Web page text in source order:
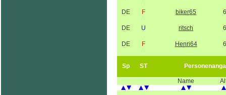
DE F biker65
DE U ritsch
DE F Henri64
Sp ST
Name